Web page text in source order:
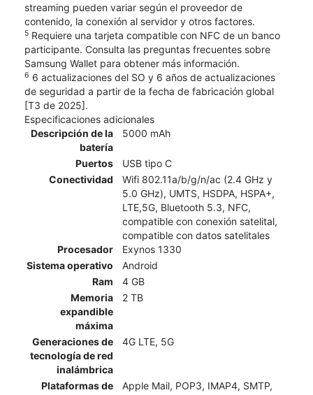
streaming pueden variar según el proveedor de
contenido, la conexión al servidor y otros factores.
5 Requiere una tarjeta compatible con NFC de un banco
participante. Consulta las preguntas frecuentes sobre
Samsung Wallet para obtener más información.
6 6 actualizaciones del SO y 6 años de actualizaciones
de seguridad a partir de la fecha de fabricación global
[T3 de 2025].
Especificaciones adicionales
Descripción de la
batería
5000 mAh
Puertos
USB tipo C
Conectividad
Wifi 802.11a/b/g/n/ac (2.4 GHz y
5.0 GHz), UMTS, HSDPA, HSPA+,
LTE,5G, Bluetooth 5.3, NFC,
compatible con conexión satelital,
compatible con datos satelitales
Procesador
Exynos 1330
Sistema operativo
Android
Ram
4 GB
Memoria
expandible
máxima
2 TB
Generaciones de
tecnología de red
inalámbrica
4G LTE, 5G
Plataformas de
Apple Mail, POP3, IMAP4, SMTP,